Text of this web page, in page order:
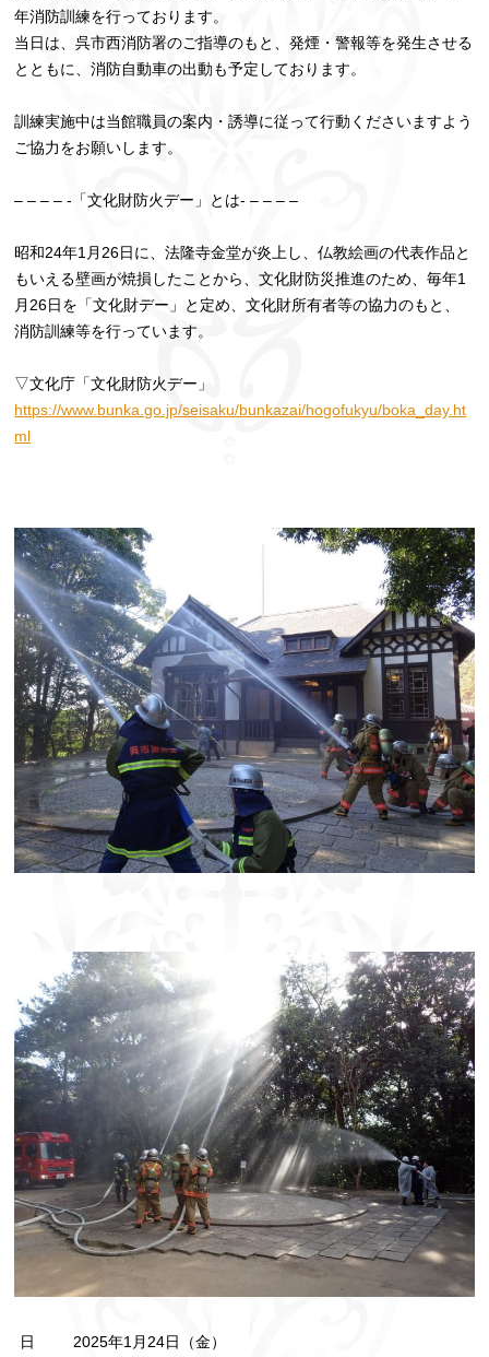
年消防訓練を行っております。
当日は、呉市西消防署のご指導のもと、発煙・警報等を発生させる
とともに、消防自動車の出動も予定しております。
訓練実施中は当館職員の案内・誘導に従って行動くださいますよう
ご協力をお願いします。
– – – – -「文化財防火デー」とは- – – – –
昭和24年1月26日に、法隆寺金堂が炎上し、仏教絵画の代表作品と
もいえる壁画が焼損したことから、文化財防災推進のため、毎年1
月26日を「文化財デー」と定め、文化財所有者等の協力のもと、
消防訓練等を行っています。
▽文化庁「文化財防火デー」
https://www.bunka.go.jp/seisaku/bunkazai/hogofukyu/boka_day.ht
ml
日
2025年1月24日（金）